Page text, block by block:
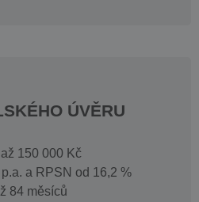
ÚVĚRU
150 000 Kč
a RPSN od 16,2 %
84 měsíců